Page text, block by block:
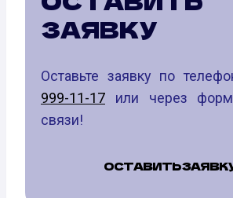
ЗАЯВКУ
Оставьте заявку по
999-11-17 или через
связи!
ОСТАВИТЬ